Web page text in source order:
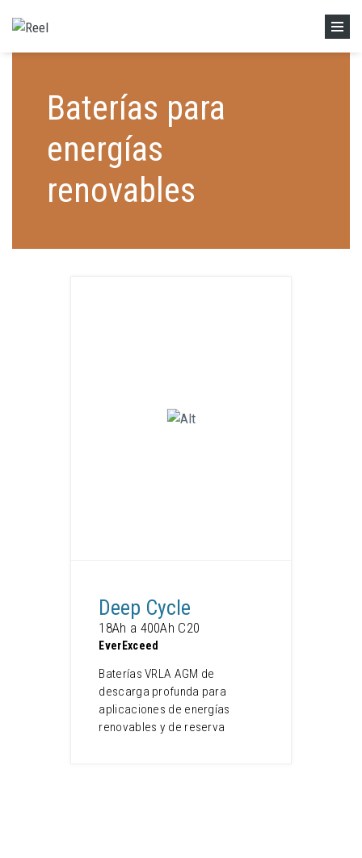
Home
Baterías para
energías
renovables
Deep Cycle
18Ah a 400Ah C20
EverExceed
Baterías VRLA AGM de
descarga profunda para
aplicaciones de energías
renovables y de reserva